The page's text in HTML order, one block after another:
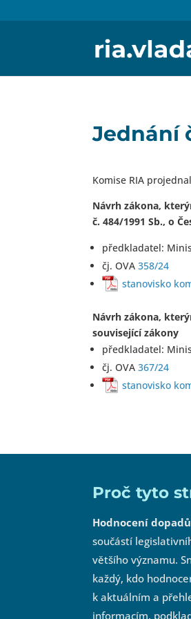
Jednání
Komise RIA
Návrh zákona,
č. 484/1991 Sb., o
předkladatel:
čj. OVA358/24
stanovisko
Návrh zákona,
související zákony
předkladatel:
čj. OVA367/24
stanovisko
Proč tyto
Hodnocení
součástí
většího významu.
každý, kdo
k aktuálním a
informacím,